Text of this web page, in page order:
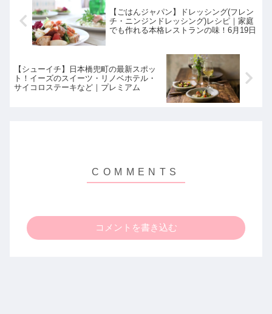
【ごはんジャパン】ドレッシング(フレン
チ・ニンジンドレッシング)レシピ｜家庭
でも作れる本格レストランの味！6月19日
【シューイチ】日本橋兜町の最新スポッ
ト！イーズのスイーツ・リノベホテル・
サイコロステーキなど｜プレミアム
コメントを書き込む